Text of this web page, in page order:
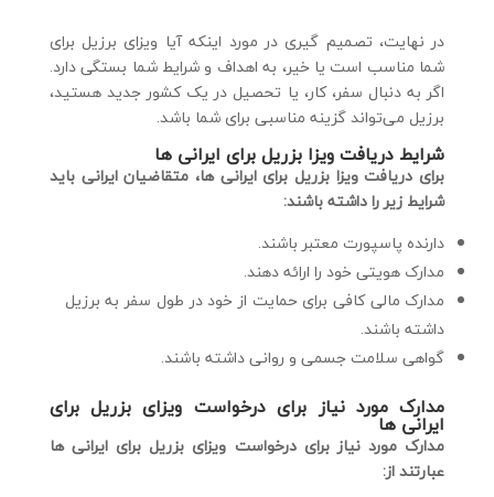
در نهایت، تصمیم گیری در مورد اینکه آیا ویزای برزیل برای
شما مناسب است یا خیر، به اهداف و شرایط شما بستگی دارد.
اگر به دنبال سفر، کار، یا تحصیل در یک کشور جدید هستید،
برزیل می‌تواند گزینه مناسبی برای شما باشد.
شرایط دریافت ویزا بزریل برای ایرانی ها
برای دریافت ویزا بزریل برای ایرانی ها، متقاضیان ایرانی باید
شرایط زیر را داشته باشند:
دارنده پاسپورت معتبر باشند.
مدارک هویتی خود را ارائه دهند.
مدارک مالی کافی برای حمایت از خود در طول سفر به برزیل
داشته باشند.
گواهی سلامت جسمی و روانی داشته باشند.
مدارک مورد نیاز برای درخواست ویزای بزریل برای
ایرانی ها
مدارک مورد نیاز برای درخواست ویزای بزریل برای ایرانی ها
عبارتند از: